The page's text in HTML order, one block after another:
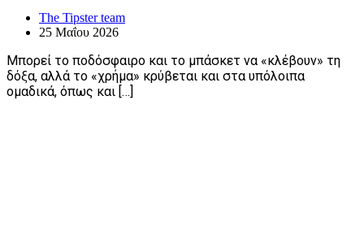
The Tipster team
25 Μαΐου 2026
Μπορεί το ποδόσφαιρο και το μπάσκετ να «κλέβουν» τη
δόξα, αλλά το «χρήμα» κρύβεται και στα υπόλοιπα
ομαδικά, όπως και […]